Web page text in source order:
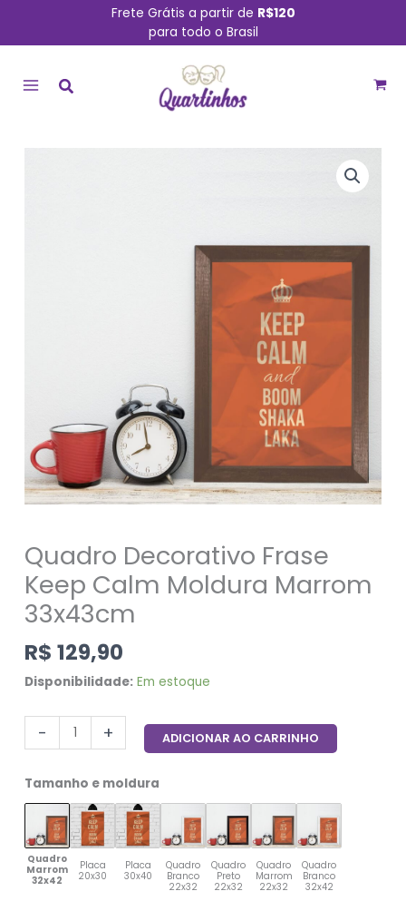
conteúdo
Frete Grátis a partir de R$120
para todo o Brasil
MENU
Quadro Decorativo Frase
Keep Calm Moldura Marrom
33x43cm
R$ 129,90
Disponibilidade: Em estoque
- + ADICIONAR AO CARRINHO
Tamanho e moldura
Quadro
Marrom
32x42
Placa
20x30
Placa
30x40
Quadro
Branco
22x32
Quadro
Preto
22x32
Quadro
Marrom
22x32
Quadro
Branco
32x42